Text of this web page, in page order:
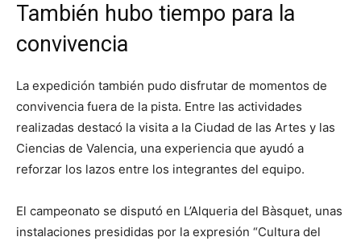
También hubo tiempo para la
convivencia
La expedición también pudo disfrutar de momentos de
convivencia fuera de la pista. Entre las actividades
realizadas destacó la visita a la Ciudad de las Artes y las
Ciencias de Valencia, una experiencia que ayudó a
reforzar los lazos entre los integrantes del equipo.
El campeonato se disputó en L’Alqueria del Bàsquet, unas
instalaciones presididas por la expresión “Cultura del